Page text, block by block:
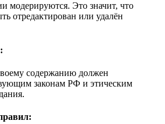
модерируются. Это значит, что
отредактирован или удалён
содержанию должен
законам РФ и этическим